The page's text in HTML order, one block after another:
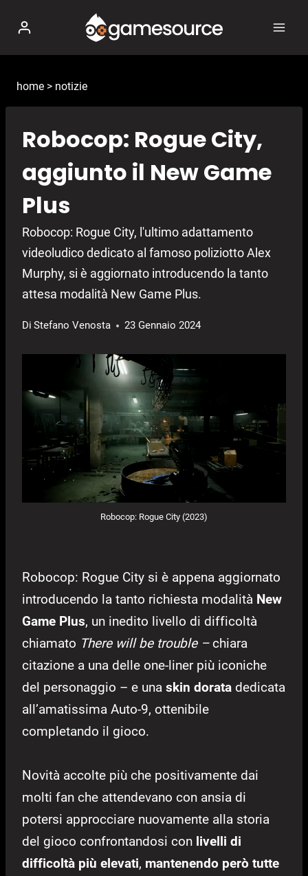
contenuto
home > notizie
Robocop: Rogue City,
aggiunto il New Game
Plus
Robocop: Rogue City, l'ultimo adattamento
videoludico dedicato al famoso poliziotto Alex
Murphy, si è aggiornato introducendo la tanto
attesa modalità New Game Plus.
Di Stefano Venosta 23 Gennaio 2024
Robocop: Rogue City (2023)
Robocop: Rogue City si è appena aggiornato
introducendo la tanto richiesta modalità New
Game Plus, un inedito livello di difficoltà
chiamato There will be trouble –chiara
citazione a una delle one-liner più iconiche
del personaggio – e una skin dorata dedicata
all’amatissima Auto-9, ottenibile
completando il gioco.
Novità accolte più che positivamente dai
molti fan che attendevano con ansia di
potersi approcciare nuovamente alla storia
del gioco confrontandosi con livelli di
difficoltà più elevati, mantenendo però tutte